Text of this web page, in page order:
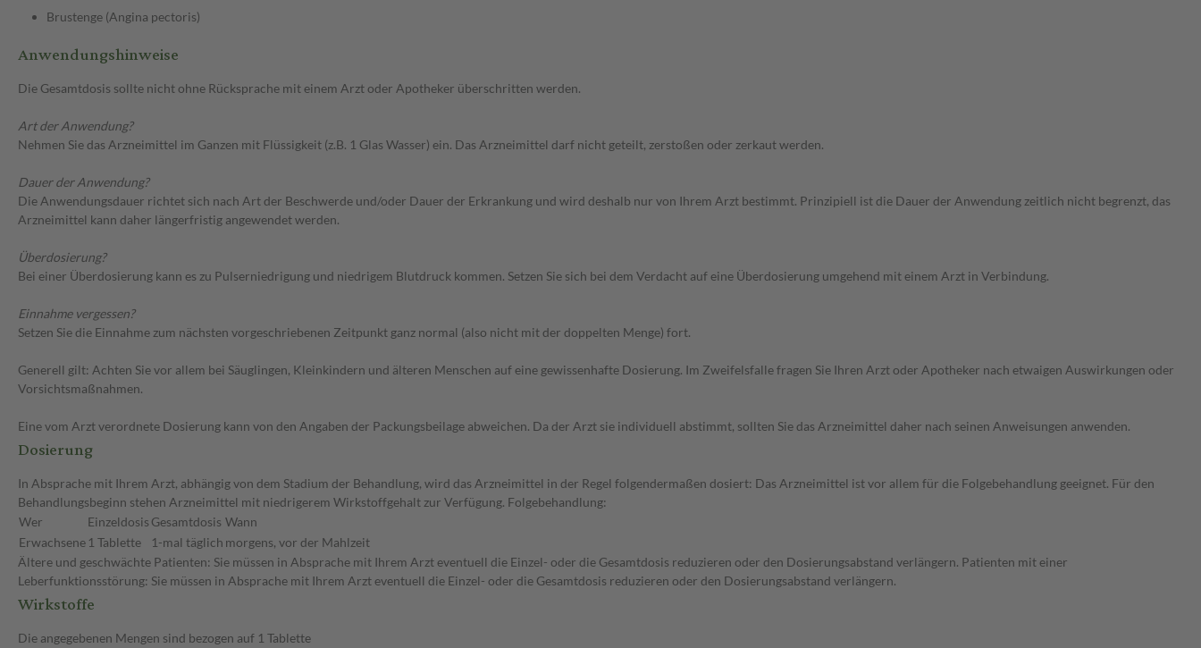
Brustenge (Angina pectoris)
Anwendungshinweise
Die Gesamtdosis sollte nicht ohne Rücksprache mit einem Arzt oder Apotheker überschritten werden.
Art der Anwendung?
Nehmen Sie das Arzneimittel im Ganzen mit Flüssigkeit (z.B. 1 Glas Wasser) ein. Das Arzneimittel darf nicht geteilt, zerstoßen oder zerkaut werden.
Dauer der Anwendung?
Die Anwendungsdauer richtet sich nach Art der Beschwerde und/oder Dauer der Erkrankung und wird deshalb nur von Ihrem Arzt bestimmt. Prinzipiell ist die Dauer der Anwendung zeitlich nicht begrenzt, das
Arzneimittel kann daher längerfristig angewendet werden.
Überdosierung?
Bei einer Überdosierung kann es zu Pulserniedrigung und niedrigem Blutdruck kommen. Setzen Sie sich bei dem Verdacht auf eine Überdosierung umgehend mit einem Arzt in Verbindung.
Einnahme vergessen?
Setzen Sie die Einnahme zum nächsten vorgeschriebenen Zeitpunkt ganz normal (also nicht mit der doppelten Menge) fort.
Generell gilt: Achten Sie vor allem bei Säuglingen, Kleinkindern und älteren Menschen auf eine gewissenhafte Dosierung. Im Zweifelsfalle fragen Sie Ihren Arzt oder Apotheker nach etwaigen Auswirkungen oder
Vorsichtsmaßnahmen.
Eine vom Arzt verordnete Dosierung kann von den Angaben der Packungsbeilage abweichen. Da der Arzt sie individuell abstimmt, sollten Sie das Arzneimittel daher nach seinen Anweisungen anwenden.
Dosierung
In Absprache mit Ihrem Arzt, abhängig von dem Stadium der Behandlung, wird das Arzneimittel in der Regel folgendermaßen dosiert: Das Arzneimittel ist vor allem für die Folgebehandlung geeignet. Für den
Behandlungsbeginn stehen Arzneimittel mit niedrigerem Wirkstoffgehalt zur Verfügung. Folgebehandlung:
Wer
Einzeldosis Gesamtdosis Wann
Erwachsene 1 Tablette 1-mal täglich morgens, vor der Mahlzeit
Ältere und geschwächte Patienten: Sie müssen in Absprache mit Ihrem Arzt eventuell die Einzel- oder die Gesamtdosis reduzieren oder den Dosierungsabstand verlängern. Patienten mit einer
Leberfunktionsstörung: Sie müssen in Absprache mit Ihrem Arzt eventuell die Einzel- oder die Gesamtdosis reduzieren oder den Dosierungsabstand verlängern.
Wirkstoffe
Die angegebenen Mengen sind bezogen auf 1 Tablette